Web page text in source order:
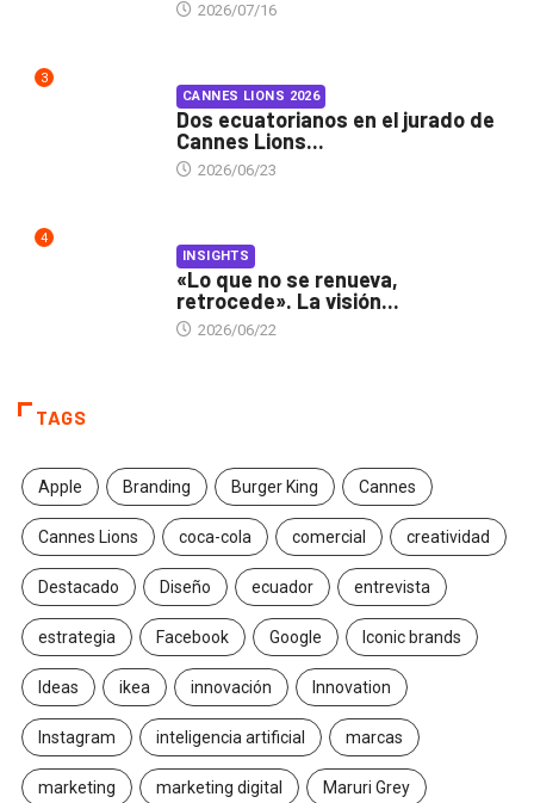
2026/07/16
3
CANNES LIONS 2026
Dos ecuatorianos en el jurado de
Cannes Lions...
2026/06/23
4
INSIGHTS
«Lo que no se renueva,
retrocede». La visión...
2026/06/22
TAGS
Apple Branding Burger King Cannes
Cannes Lions coca-cola comercial creatividad
Destacado Diseño ecuador entrevista
estrategia Facebook Google Iconic brands
Ideas ikea innovación Innovation
Instagram inteligencia artificial marcas
marketing marketing digital Maruri Grey